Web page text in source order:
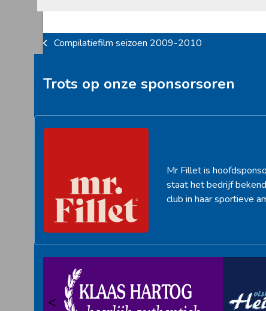
previous
Compilatiefilm seizoen 2009-2010
Trots op onze sponsorsoren
Mr Fillet is
staat het bedrijf
club in haar sportieve
<